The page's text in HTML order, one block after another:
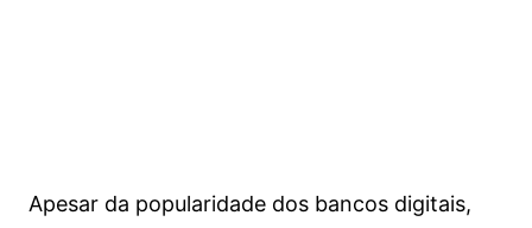
Apesar da popularidade dos bancos digitais,